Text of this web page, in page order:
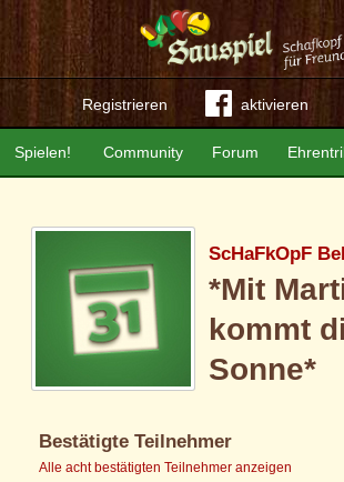
Registrieren aktivieren
Community Forum
Spielen!
ScHaFkOpF
*Mit
kommt
Sonne*
Bestätigte Teilnehmer
Alle acht bestätigten Teilnehmer anzeigen